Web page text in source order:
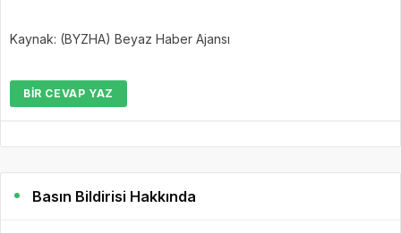
Kaynak: (BYZHA) Beyaz Haber Ajansı
BIR CEVAP YAZ
Basın Bildirisi Hakkında